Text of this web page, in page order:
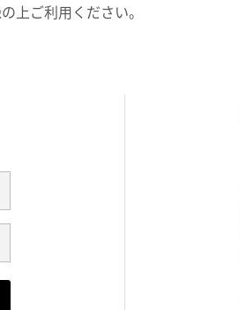
上ご利用ください。